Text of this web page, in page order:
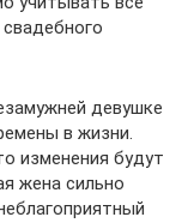
девушке
в жизни.
изменения будут
жена сильно